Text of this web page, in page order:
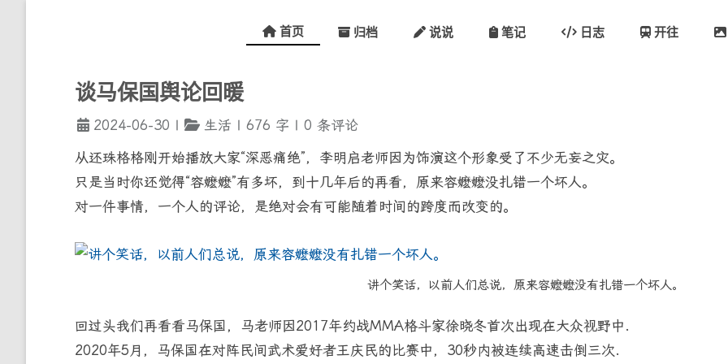
首页 归档 说说 笔记 日志 开往
谈马保国舆论回暖
2024-06-30 | 生活 | 676 字 | 0 条评论
从还珠格格刚开始播放大家“深恶痛绝”，李明启老师因为饰演这个形象受了不少无妄之灾。
只是当时你还觉得“容嬷嬷”有多坏，到十几年后的再看，原来容嬷嬷没扎错一个坏人。
对一件事情，一个人的评论，是绝对会有可能随着时间的跨度而改变的。
讲个笑话，以前人们总说，原来容嬷嬷没有扎错一个坏人。
回过头我们再看看马保国，马老师因2017年约战MMA格斗家徐晓冬首次出现在大众视野中.
2020年5月，马保国在对阵民间武术爱好者王庆民的比赛中，30秒内被连续高速击倒三次.